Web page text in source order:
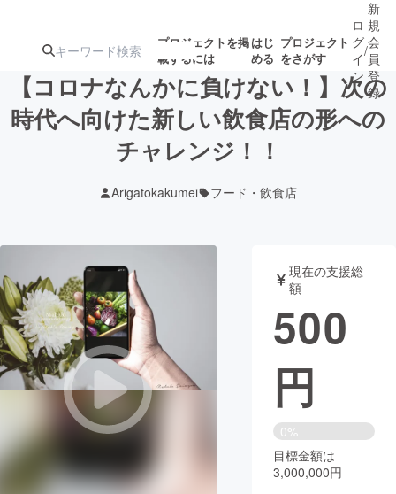
プロジェクトを掲
載するには
はじ
める
プロジェクト
をさがす
注目のリ 注目の新着プロ募集終了が近いプ
テクノロジー・ガジェット
映像・映画 書籍・雑誌
ビジネス・起業
まちづくり・地域活性化
CAMPFIRE for Social Good
CAMPFIRE Creation
ロ
グ
イ
ン
/
新
規
会
員
登
録
【コロナなんかに負けない！】次の
時代へ向けた新しい飲食店の形への
チャレンジ！！
Arigatokakumei フード・飲食店
現在の支援総
額
500
円
0%
目標金額は
3,000,000円